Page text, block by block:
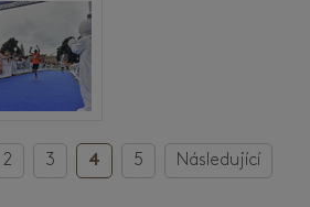
2 3 4 5
Následující